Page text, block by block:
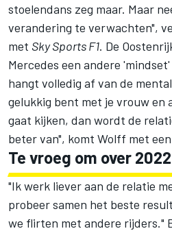
stoelendans zeg maar. Maar
verandering te verwachten",
met Sky Sports F1. De
Mercedes een andere
hangt volledig af van de
gelukkig bent met je vrouw en
gaat kijken, dan wordt de
beter van", komt Wolff met
Te vroeg om over
"Ik werk liever aan de relatie
probeer samen het beste
we flirten met andere rijders."